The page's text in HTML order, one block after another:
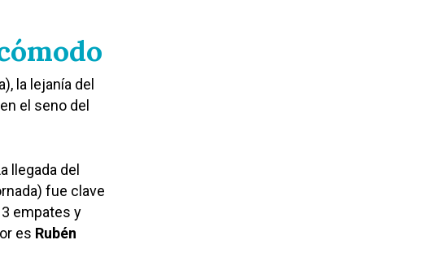
la lejanía del
el seno del
llegada del
fue clave
empates y
es Rubén